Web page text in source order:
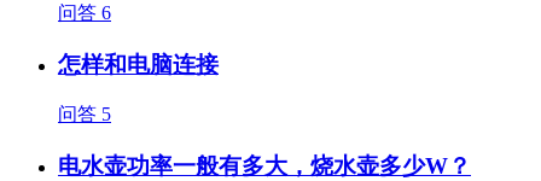
问答 6
怎样和电脑连接
问答 5
电水壶功率一般有多大，烧水壶多少W？